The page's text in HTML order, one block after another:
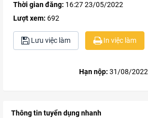
Thời gian đăng: 16:27 23/05/2022
Lượt xem: 692
Lưu việc làm In việc làm
Hạn nộp: 31/08/2022
Thông tin tuyển dụng nhanh